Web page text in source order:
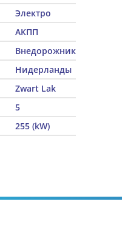
Электро
АКПП
Внедорожник
Нидерланды
Zwart Lak
5
255 (kW)